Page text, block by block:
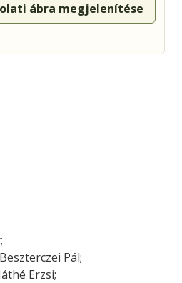
ábra megjelenítése
Pál;
Erzsi;